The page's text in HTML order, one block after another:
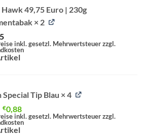
Hawk 49,75 Euro | 230g
× 2
inkl. gesetzl. Mehrwertsteuer zzgl.
Special Tip Blau × 4
Ursprünglicher
Preis
war:
€2,00
€0,88Aktueller
Preis
ist:
inkl. gesetzl. Mehrwertsteuer zzgl.